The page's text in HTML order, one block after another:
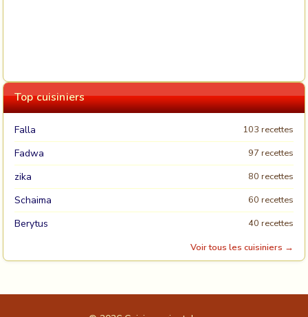
Top cuisiniers
Falla 103 recettes
Fadwa 97 recettes
zika 80 recettes
Schaima 60 recettes
Berytus
40 recettes
Voir tous les cuisiniers →